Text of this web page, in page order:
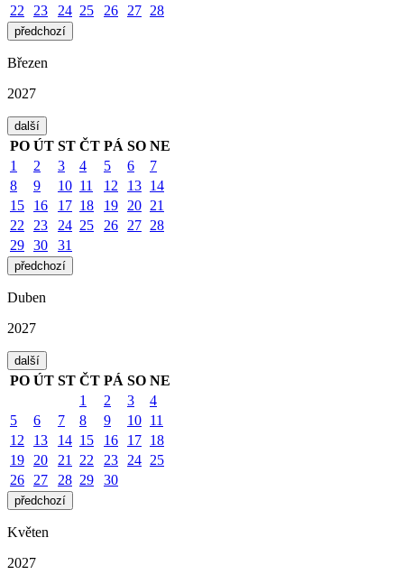
22 23 24 25 26 27 28
předchozí
Březen
2027
další
PO ÚT ST ČT PÁ SO NE
1
2 3 4 5 6
7
8
9 10 11 12 13 14
15
16 17 18 19 20 21
22 23 24 25 26 27 28
29 30 31
předchozí
Duben
2027
další
PO ÚT ST ČT PÁ SO NE
1
2 3
4
5
6 7 8 9 10 11
12
13 14 15 16 17 18
19 20 21 22 23 24 25
26 27 28 29 30
předchozí
Květen
2027